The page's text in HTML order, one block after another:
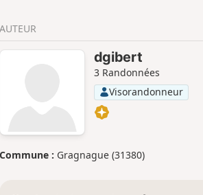
AUTEUR
dgibert
3 Randonnées
Visorandonneur
Commune : Gragnague (31380)